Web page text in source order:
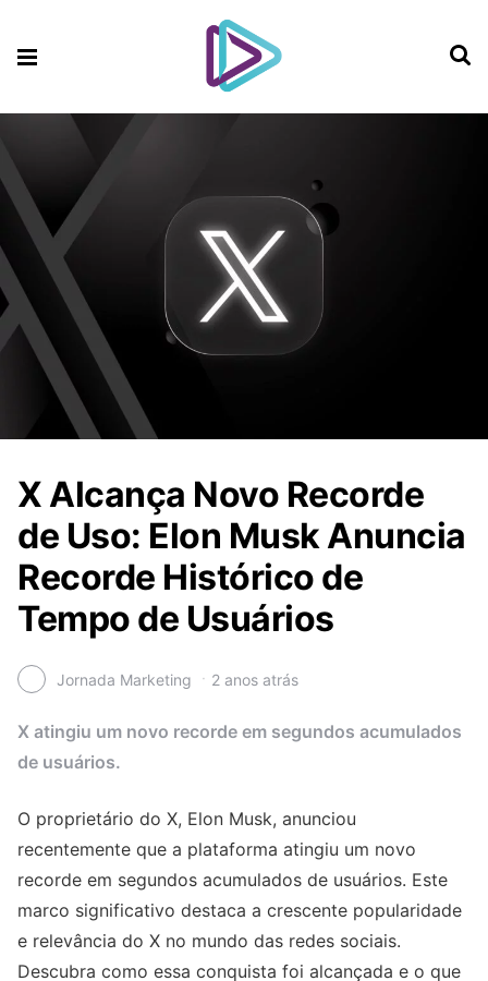
X Alcança Novo Recorde
de Uso: Elon Musk Anuncia
Recorde Histórico de
Tempo de Usuários
Jornada Marketing 2 anos atrás
X atingiu um novo recorde em segundos acumulados
de usuários.
O proprietário do X, Elon Musk, anunciou
recentemente que a plataforma atingiu um novo
recorde em segundos acumulados de usuários. Este
marco significativo destaca a crescente popularidade
e relevância do X no mundo das redes sociais.
Descubra como essa conquista foi alcançada e o que